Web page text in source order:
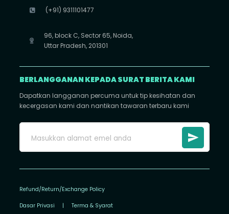
(+91) 9311101477
96, block C, Sector 65, Noida,
Uttar Pradesh, 201301
BERLANGGANAN KEPADA SURAT BERITA KAMI
Dapatkan langganan percuma untuk tip kesihatan dan
kecergasan kami dan nantikan tawaran terbaru kami
Refund/Return/Exchange Policy
Dasar Privasi | Terma & Syarat